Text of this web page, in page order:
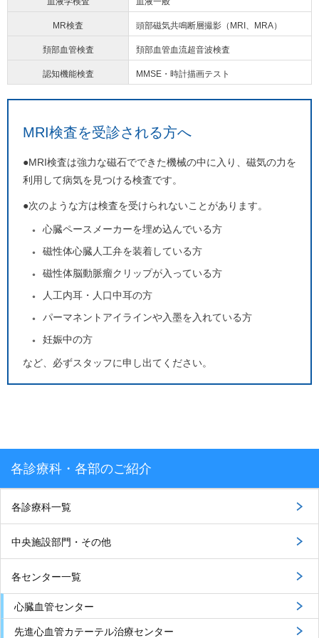
MR検査 頭部磁気共鳴断層撮影（MRI、MRA）
頚部血管検査 頚部血管血流超音波検査
認知機能検査 MMSE・時計描画テスト
MRI検査を受診される方へ
●MRI検査は強力な磁石でできた機械の中に入り、磁気の力を
利用して病気を見つける検査です。
●次のような方は検査を受けられないことがあります。
心臓ペースメーカーを埋め込んでいる方
磁性体心臓人工弁を装着している方
磁性体脳動脈瘤クリップが入っている方
人工内耳・人口中耳の方
パーマネントアイラインや入墨を入れている方
妊娠中の方
など、必ずスタッフに申し出てください。
各診療科・各部のご紹介
各診療科一覧
中央施設部門・その他
各センター一覧
心臓血管センター
先進心血管カテーテル治療センター